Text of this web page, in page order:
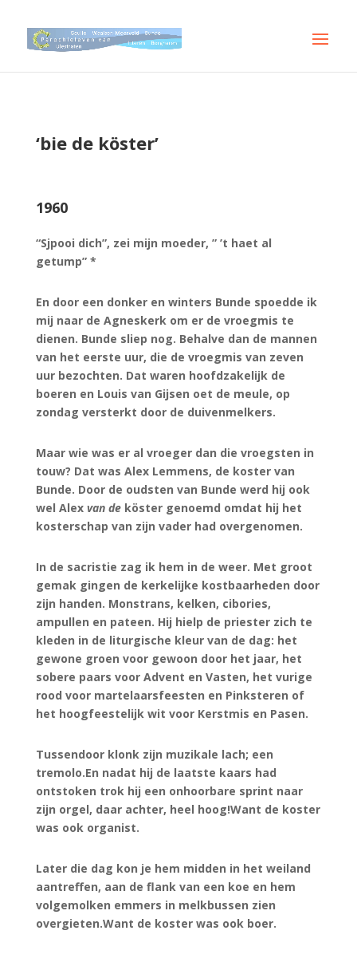
‘bie de köster’
1960
“Sjpooi dich”, zei mijn moeder, ” ’t haet al
getump” *
En door een donker en winters Bunde spoedde ik
mij naar de Agneskerk om er de vroegmis te
dienen. Bunde sliep nog. Behalve dan de mannen
van het eerste uur, die de vroegmis van zeven
uur bezochten. Dat waren hoofdzakelijk de
boeren en Louis van Gijsen oet de meule, op
zondag versterkt door de duivenmelkers.
Maar wie was er al vroeger dan die vroegsten in
touw? Dat was Alex Lemmens, de koster van
Bunde. Door de oudsten van Bunde werd hij ook
wel Alex van de köster genoemd omdat hij het
kosterschap van zijn vader had overgenomen.
In de sacristie zag ik hem in de weer. Met groot
gemak gingen de kerkelijke kostbaarheden door
zijn handen. Monstrans, kelken, cibories,
ampullen en pateen. Hij hielp de priester zich te
kleden in de liturgische kleur van de dag: het
gewone groen voor gewoon door het jaar, het
sobere paars voor Advent en Vasten, het vurige
rood voor martelaarsfeesten en Pinksteren of
het hoogfeestelijk wit voor Kerstmis en Pasen.
Tussendoor klonk zijn muzikale lach; een
tremolo.En nadat hij de laatste kaars had
ontstoken trok hij een onhoorbare sprint naar
zijn orgel, daar achter, heel hoog!Want de koster
was ook organist.
Later die dag kon je hem midden in het weiland
aantreffen, aan de flank van een koe en hem
volgemolken emmers in melkbussen zien
overgieten.Want de koster was ook boer.